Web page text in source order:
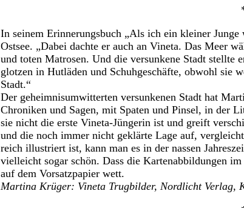
In seinem Erinnerungsbuch „Als ich ein kleiner
Ostsee. „Dabei dachte er auch an Vineta. Das Meer
und toten Matrosen. Und die versunkene Stadt stellte
glotzen in Hutläden und Schuhgeschäfte, obwohl sie
Stadt.“
Der geheimnisumwitterten versunkenen Stadt hat
Chroniken und Sagen, mit Spaten und Pinsel, in der
sie nicht die erste Vineta-Jüngerin ist und greift
und die noch immer nicht geklärte Lage auf,
reich illustriert ist, kann man es in der nassen
vielleicht sogar schön. Dass die Kartenabbildungen
auf dem Vorsatzpapier wett.
Martina Krüger: Vineta Trugbilder, Nordlicht Verlag,